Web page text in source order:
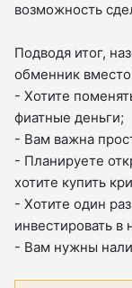
возможность
Подводя итог,
обменник
- Хотите
фиатные деньги;
- Вам важна
- Планируете
хотите купить
- Хотите один
инвестировать в
- Вам нужны